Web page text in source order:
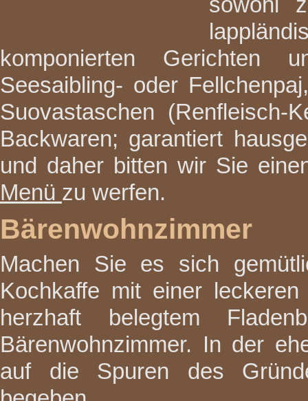
komponierten Gerichten
Seesaibling- oder
Suovastaschen (Renfleisch-
Backwaren; garantiert
und daher bitten wir Sie
Menü zu werfen.
Bärenwohnzimmer
Machen Sie es sich
Kochkaffe mit einer
herzhaft belegtem
Bärenwohnzimmer. In der
auf die Spuren des